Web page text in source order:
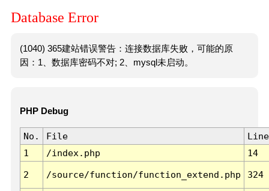
Database Error
(1040) 365建站错误警告：连接数据库失败，可能的原
因：1、数据库密码不对; 2、mysql未启动。
PHP Debug
No. File
Line
1
/index.php 14
2 /source/function/function_extend.php 324